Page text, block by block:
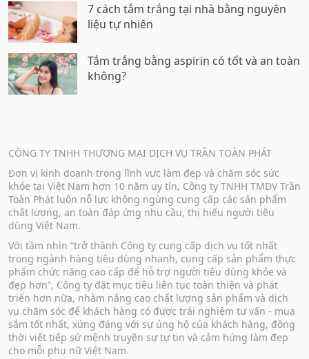
7 cách tắm trắng tại nhà bằng nguyên
liệu tự nhiên
Tắm trắng bằng aspirin có tốt và an toàn
không?
CÔNG TY TNHH THƯƠNG MẠI DỊCH VỤ TRẦN TOÀN PHÁT
Đơn vị kinh doanh trong lĩnh vực làm đẹp và chăm sóc sức
khỏe tại Việt Nam hơn 10 năm uy tín, Công ty TNHH TMDV Trần
Toàn Phát luôn nỗ lực không ngừng cung cấp các sản phẩm
chất lượng, an toàn đáp ứng nhu cầu, thị hiếu người tiêu
dùng Việt Nam.
Với tầm nhìn “trở thành Công ty cung cấp dịch vụ tốt nhất
trong ngành hàng tiêu dùng nhanh, cung cấp sản phẩm thực
phẩm chức năng cao cấp để hỗ trợ người tiêu dùng khỏe và
đẹp hơn”, Công ty đặt mục tiêu liên tục toàn thiện và phát
triển hơn nữa, nhằm nâng cao chất lượng sản phẩm và dịch
vụ chăm sóc để khách hàng có được trải nghiệm tư vấn - mua
sắm tốt nhất, xứng đáng với sự ủng hộ của khách hàng, đồng
thời viết tiếp sứ mệnh truyền sự tự tin và cảm hứng làm đẹp
cho mỗi phụ nữ Việt Nam.